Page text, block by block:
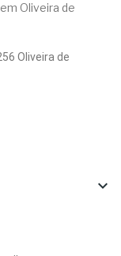
Oliveira de
Oliveira de
